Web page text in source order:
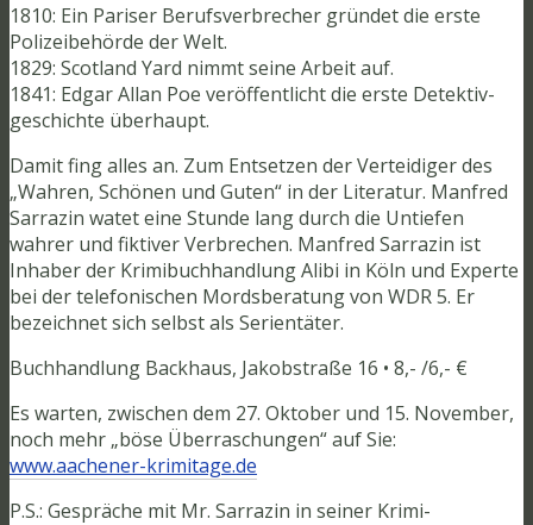
1810: Ein Pariser Berufsverbrecher gründet die erste
Polizeibehörde der Welt.
1829: Scotland Yard nimmt seine Arbeit auf.
1841: Edgar Allan Poe veröffentlicht die erste Detektiv-
geschichte überhaupt.
Damit fing alles an. Zum Entsetzen der Verteidiger des
„Wahren, Schönen und Guten“ in der Literatur. Manfred
Sarrazin watet eine Stunde lang durch die Untiefen
wahrer und fiktiver Verbrechen. Manfred Sarrazin ist
Inhaber der Krimibuchhandlung Alibi in Köln und Experte
bei der telefonischen Mordsberatung von WDR 5. Er
bezeichnet sich selbst als Serientäter.
Buchhandlung Backhaus, Jakobstraße 16 • 8,- /6,- €
Es warten, zwischen dem 27. Oktober und 15. November,
noch mehr „böse Überraschungen“ auf Sie:
www.aachener-krimitage.de
P.S.: Gespräche mit Mr. Sarrazin in seiner Krimi-